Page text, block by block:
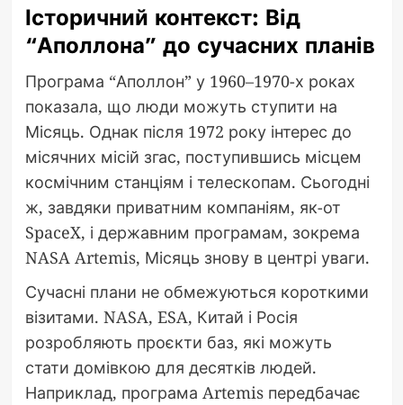
Історичний контекст: Від
“Аполлона” до сучасних планів
Програма “Аполлон” у 1960–1970-х роках
показала, що люди можуть ступити на
Місяць. Однак після 1972 року інтерес до
місячних місій згас, поступившись місцем
космічним станціям і телескопам. Сьогодні
ж, завдяки приватним компаніям, як-от
SpaceX, і державним програмам, зокрема
NASA Artemis, Місяць знову в центрі уваги.
Сучасні плани не обмежуються короткими
візитами. NASA, ESA, Китай і Росія
розробляють проєкти баз, які можуть
стати домівкою для десятків людей.
Наприклад, програма Artemis передбачає